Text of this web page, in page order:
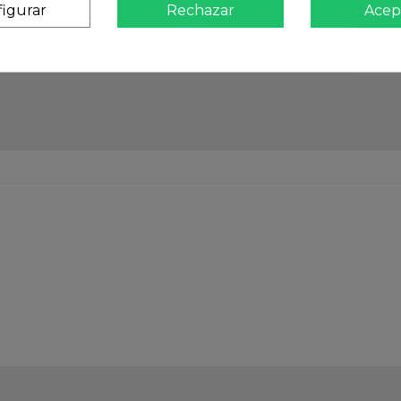
Rechazar